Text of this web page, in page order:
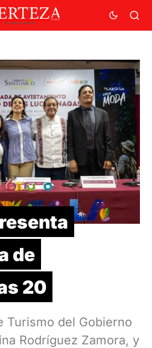
de
20
Turismo del Gobierno
Rodríguez Zamora, y